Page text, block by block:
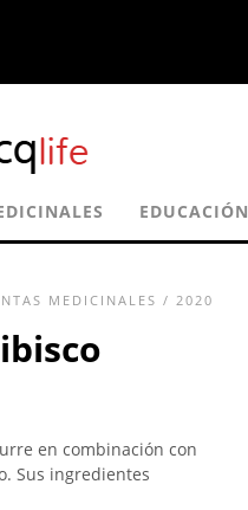
EDUCACIÓN
MEDICINALES / 2020
en combinación con
Sus ingredientes